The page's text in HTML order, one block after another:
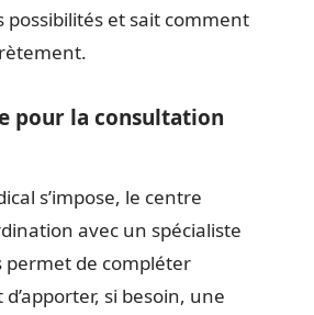
possibilités et sait comment
pour la consultation
s’impose, le centre
avec un spécialiste
permet de compléter
d’apporter, si besoin, une